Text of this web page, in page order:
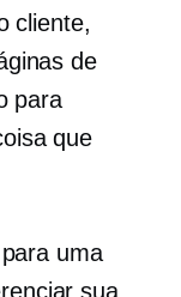
cliente,
de
para
que
uma
sua